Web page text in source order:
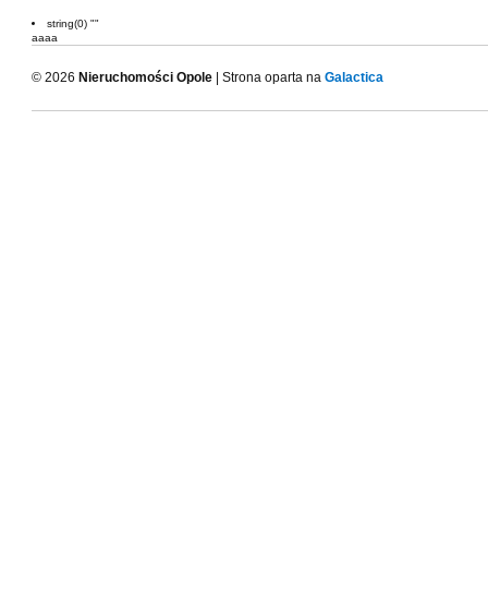
string(0) ""
aaaa
© 2026 Nieruchomości Opole | Strona oparta na Galactica